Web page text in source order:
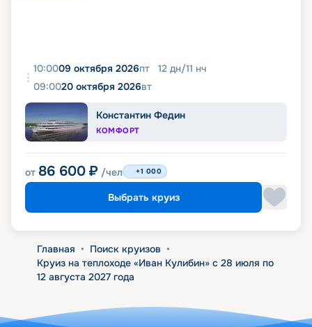
10:0009 октября 2026пт 12 дн/11 нч
09:0020 октября 2026вт
Константин Федин
КОМФОРТ
от 86 600 ₽ /чел +1 000
Выбрать круиз
Главная • Поиск круизов •
Круиз на теплоходе «Иван Кулибин» с 28 июля по
12 августа 2027 года